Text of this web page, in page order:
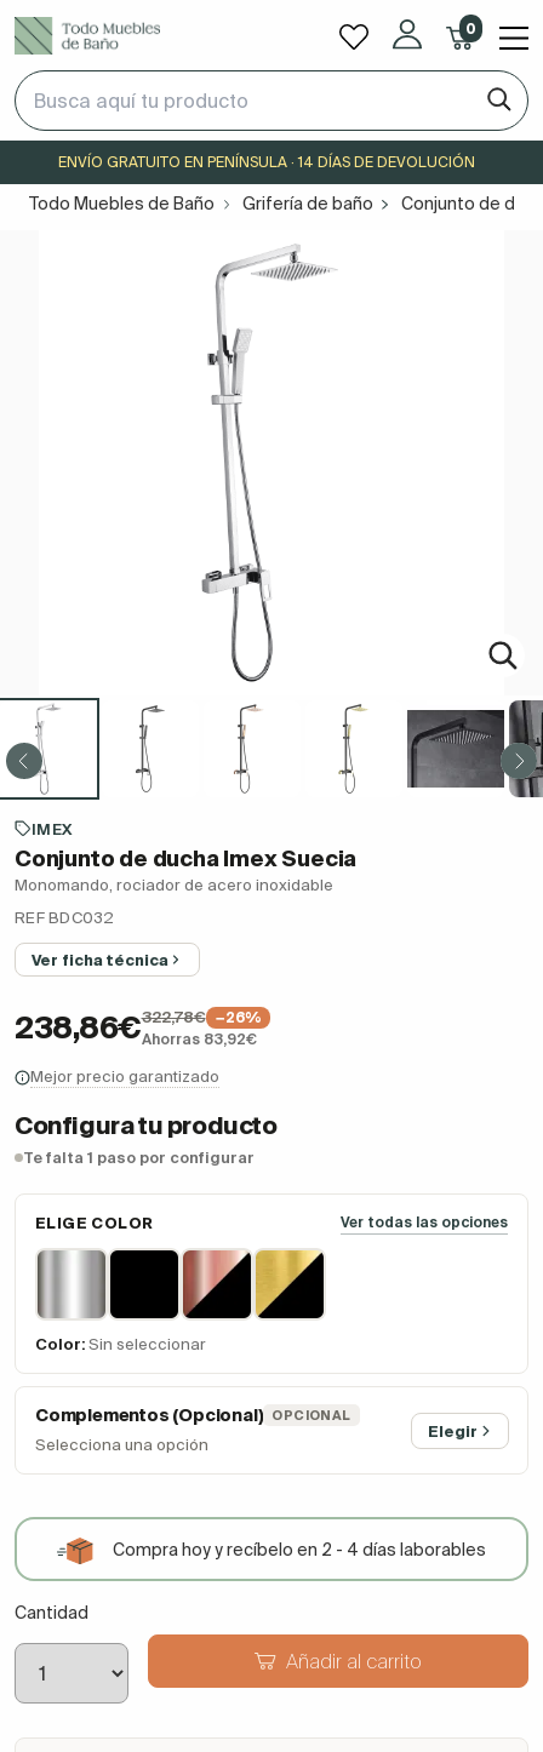
0
ENVÍO GRATUITO EN PENÍNSULA · 14 DÍAS DE DEVOLUCIÓN
Todo Muebles de Baño Grifería de baño Conjunto de
IMEX
Conjunto de ducha Imex Suecia
Monomando, rociador de acero inoxidable
REF BDC032
Ver ficha técnica
238,86€322,78€
−26%
Ahorras 83,92€
Mejor precio garantizado
Configura tu producto
Te falta 1 paso por configurar
ELIGE COLOR Ver todas las opciones
Color: Sin seleccionar
Complementos (Opcional) OPCIONAL
Selecciona una opción
Elegir
Compra hoy y recíbelo en 2 - 4 días laborables
Cantidad
Añadir al carrito